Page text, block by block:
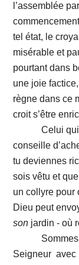
l’assemblée
tel état, le
misérable et
pourtant dans
une joie
règne dans ce
croit s’être
Celui qui
conseille
tu deviennes
sois vêtu et
un collyre pour
Dieu peut
son jardin - où
Sommes-
Seigneur avec